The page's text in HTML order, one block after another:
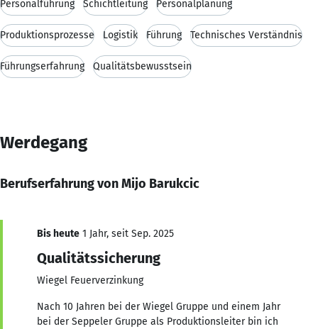
Personalführung Schichtleitung Personalplanung
Produktionsprozesse Logistik Führung Technisches Verständnis
Führungserfahrung Qualitätsbewusstsein
Werdegang
Berufserfahrung von Mijo Barukcic
Bis heute 1 Jahr, seit Sep. 2025
Qualitätssicherung
Wiegel Feuerverzinkung
Nach 10 Jahren bei der Wiegel Gruppe und einem Jahr
bei der Seppeler Gruppe als Produktionsleiter bin ich